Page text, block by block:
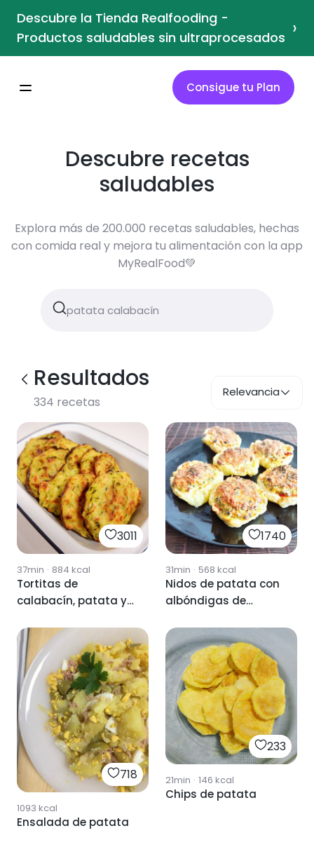
Descubre la Tienda Realfooding -
Productos saludables sin ultraprocesados ›
Consigue tu Plan
Descubre recetas
saludables
Explora más de 200.000 recetas saludables, hechas
con comida real y mejora tu alimentación con la app
MyRealFood💚
Resultados
334 recetas
Relevancia
3011
37min · 884 kcal
Tortitas de
calabacín, patata y
1740
31min · 568 kcal
Nidos de patata con
albóndigas de
718
1093 kcal
Ensalada de patata
233
21min · 146 kcal
Chips de patata